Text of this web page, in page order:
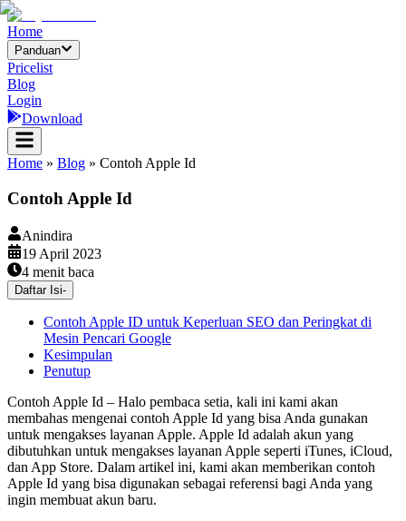
Home
Panduan
Pricelist
Blog
Login
Download
Home » Blog » Contoh Apple Id
Contoh Apple Id
Anindira
19 April 2023
4 menit baca
Daftar Isi-
Contoh Apple ID untuk Keperluan SEO dan Peringkat di
Mesin Pencari Google
Kesimpulan
Penutup
Contoh Apple Id – Halo pembaca setia, kali ini kami akan
membahas mengenai contoh Apple Id yang bisa Anda gunakan
untuk mengakses layanan Apple. Apple Id adalah akun yang
dibutuhkan untuk mengakses layanan Apple seperti iTunes, iCloud,
dan App Store. Dalam artikel ini, kami akan memberikan contoh
Apple Id yang bisa digunakan sebagai referensi bagi Anda yang
ingin membuat akun baru.